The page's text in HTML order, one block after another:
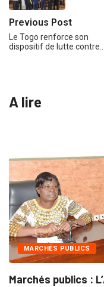
Previous Post
Le Togo renforce son
dispositif de lutte contre…
A lire
MARCHÉS PUBLICS
Marchés publics :